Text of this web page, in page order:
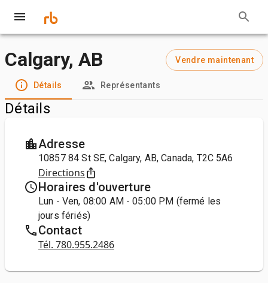
Calgary, AB Vendre maintenant
Détails Représentants
Détails
Adresse
10857 84 St SE, Calgary, AB, Canada, T2C 5A6
Directions
Horaires d'ouverture
Lun - Ven, 08:00 AM - 05:00 PM (fermé les
jours fériés)
Contact
Tél. 780.955.2486